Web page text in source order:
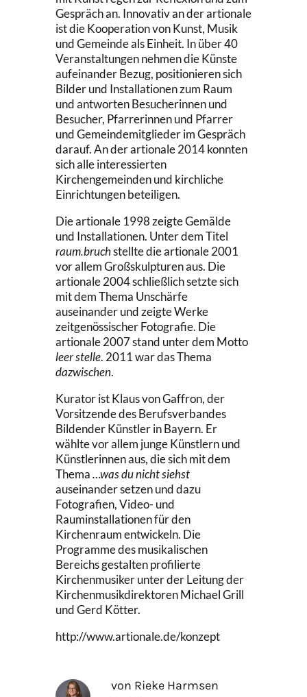
Gespräch an. Innovativ an der artionale
ist die Kooperation von Kunst, Musik
und Gemeinde als Einheit. In über 40
Veranstaltungen nehmen die Künste
aufeinander Bezug, positionieren sich
Bilder und Installationen zum Raum
und antworten Besucherinnen und
Besucher, Pfarrerinnen und Pfarrer
und Gemeindemitglieder im Gespräch
darauf. An der artionale 2014 konnten
sich alle interessierten
Kirchengemeinden und kirchliche
Einrichtungen beteiligen.
Die artionale 1998 zeigte Gemälde
und Installationen. Unter dem Titel
raum.bruchstellte die artionale 2001
vor allem Großskulpturen aus. Die
artionale 2004 schließlich setzte sich
mit dem Thema Unschärfe
auseinander und zeigte Werke
zeitgenössischer Fotografie. Die
artionale 2007 stand unter dem Motto
leer stelle. 2011 war das Thema
dazwischen.
Kurator ist Klaus von Gaffron, der
Vorsitzende des Berufsverbandes
Bildender Künstler in Bayern. Er
wählte vor allem junge Künstlern und
Künstlerinnen aus, die sich mit dem
Thema…was du nicht siehst
auseinander setzen und dazu
Fotografien, Video- und
Rauminstallationen für den
Kirchenraum entwickeln. Die
Programme des musikalischen
Bereichs gestalten profilierte
Kirchenmusiker unter der Leitung der
Kirchenmusikdirektoren Michael Grill
und Gerd Kötter.
http://www.artionale.de/konzept
von Rieke Harmsen